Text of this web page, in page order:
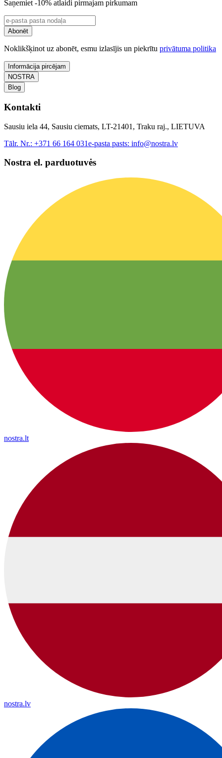
Saņemiet -10% atlaidi pirmajam pirkumam
Abonēt
Noklikšķinot uz abonēt, esmu izlasījis un piekrītu privātuma politika
Informācija pircējam
NOSTRA
Blog
Kontakti
Sausiu iela 44, Sausiu ciemats, LT-21401, Traku raj., LIETUVA
Tālr. Nr.: +371 66 164 031e-pasta pasts: info@nostra.lv
Nostra el. parduotuvės
nostra.lt
nostra.lv